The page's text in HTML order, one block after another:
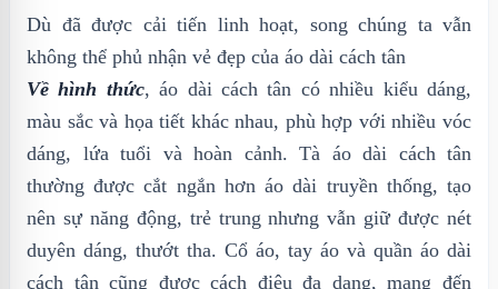
Dù đã được cải tiến linh hoạt, song chúng ta vẫn
không thể phủ nhận vẻ đẹp của áo dài cách tân
Về hình thức, áo dài cách tân có nhiều kiểu dáng,
màu sắc và họa tiết khác nhau, phù hợp với nhiều vóc
dáng, lứa tuổi và hoàn cảnh. Tà áo dài cách tân
thường được cắt ngắn hơn áo dài truyền thống, tạo
nên sự năng động, trẻ trung nhưng vẫn giữ được nét
duyên dáng, thướt tha. Cổ áo, tay áo và quần áo dài
cách tân cũng được cách điệu đa dạng, mang đến